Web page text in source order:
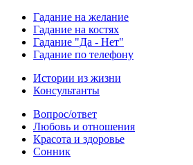
Гадание на желание
Гадание на костях
Гадание "Да - Нет"
Гадание по телефону
Истории из жизни
Консультанты
Вопрос/ответ
Любовь и отношения
Красота и здоровье
Сонник